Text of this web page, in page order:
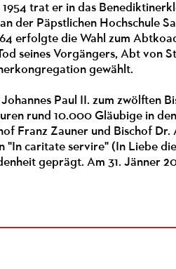
trat er in das
der Päpstlichen Hochschule
erfolgte die Wahl zum
seines Vorgängers, Abt
gewählt.
Paul II. zum zwölften
rund 10.000 Gläubige in
Franz Zauner und Bischof
"In caritate servire" (In Liebe
geprägt. Am 31. Jänner